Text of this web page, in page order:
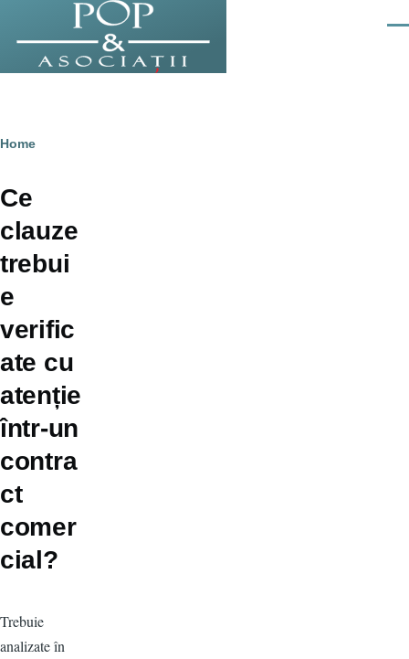
Skip to main content
Breadcrumb
Home
Ce
clauze
trebui
e
verific
ate cu
atenție
într-un
contra
ct
comer
cial?
Trebuie
analizate în